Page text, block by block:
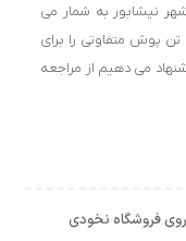
نیشابور به شمار می
پوش متفاوتی را برای
می دهیم از مراجعه